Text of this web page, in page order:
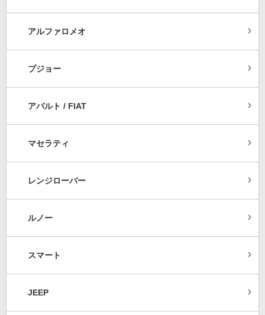
アルファロメオ
プジョー
アバルト / FIAT
マセラティ
レンジローバー
ルノー
スマート
JEEP